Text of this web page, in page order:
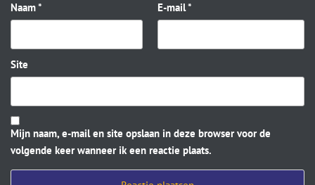
Naam* E-mail*
Site
Mijn naam, e-mail en site opslaan in deze browser voor de
volgende keer wanneer ik een reactie plaats.